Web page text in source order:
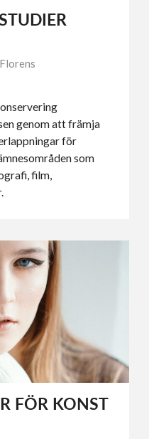
Florens
genom att främja
för
som
film,
FÖR KONST